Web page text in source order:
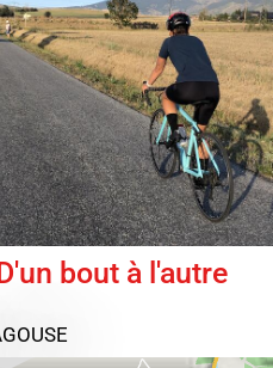
bout à l'autre